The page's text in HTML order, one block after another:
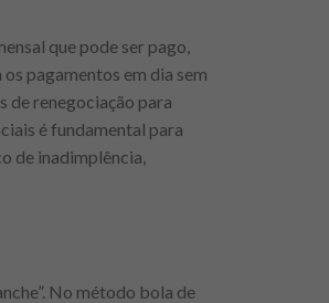
que pode ser pago,
pagamentos em dia sem
de renegociação para
é fundamental para
de inadimplência,
No método bola de